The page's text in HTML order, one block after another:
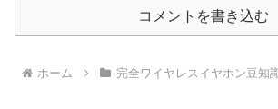
コメントを書き込む
ホーム 完全ワイヤレスイヤホン豆知